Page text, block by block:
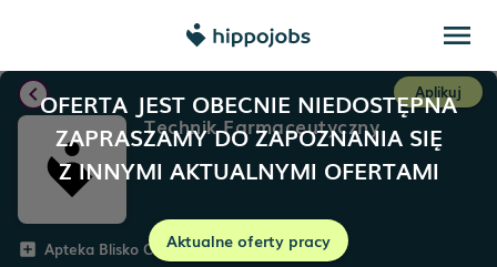
menu
OFERTA JEST OBECNIE NIEDOSTĘPNA
ZAPRASZAMY DO ZAPOZNANIA SIĘ
Z INNYMI AKTUALNYMI OFERTAMI
Aktualne oferty pracy
chevron_left Aplikuj
Technik Farmaceutyczny
add_box Apteka Blisko Ciebie